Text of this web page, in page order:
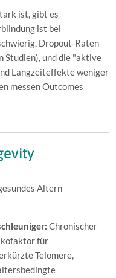
ist, gibt es
ist bei
Dropout-Raten
Studien), und die "aktive
Langzeiteffekte weniger
messen Outcomes
Altern
Chronischer
für
Telomere,